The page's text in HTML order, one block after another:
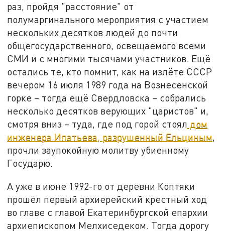
раз, пройдя "расстояние" от
полумаргинального мероприятия с участием
нескольких десятков людей до почти
общегосударственного, освещаемого всеми
СМИ и с многими тысячами участников. Ещё
остались те, кто помнит, как на излёте СССР
вечером 16 июля 1989 года на Вознесенской
горке – тогда ещё Свердловска – собрались
несколько десятков верующих "царистов" и,
смотря вниз – туда, где под горой стоял дом
инженера Ипатьева, разрушенный Ельциным,
прочли заупокойную молитву убиенному
Государю.
А уже в июне 1992-го от деревни Коптяки
прошёл первый архиерейский крестный ход
во главе с главой Екатеринбургской епархии
архиепископом Мелхиседеком. Тогда дорогу